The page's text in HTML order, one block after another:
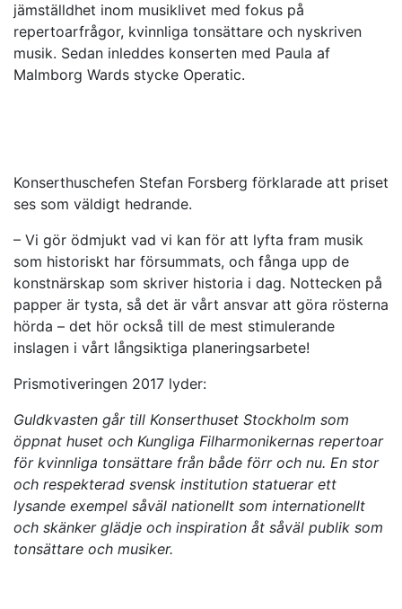
jämställdhet inom musiklivet med fokus på
repertoarfrågor, kvinnliga tonsättare och nyskriven
musik. Sedan inleddes konserten med Paula af
Malmborg Wards stycke Operatic.
Konserthuschefen Stefan Forsberg förklarade att priset
ses som väldigt hedrande.
– Vi gör ödmjukt vad vi kan för att lyfta fram musik
som historiskt har försummats, och fånga upp de
konstnärskap som skriver historia i dag. Nottecken på
papper är tysta, så det är vårt ansvar att göra rösterna
hörda – det hör också till de mest stimulerande
inslagen i vårt långsiktiga planeringsarbete!
Prismotiveringen 2017 lyder:
Guldkvasten går till Konserthuset Stockholm som
öppnat huset och Kungliga Filharmonikernas repertoar
för kvinnliga tonsättare från både förr och nu. En stor
och respekterad svensk institution statuerar ett
lysande exempel såväl nationellt som internationellt
och skänker glädje och inspiration åt såväl publik som
tonsättare och musiker.